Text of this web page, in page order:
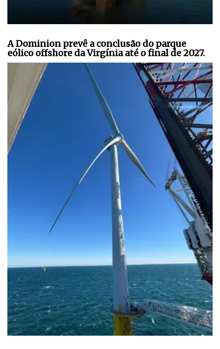
A Dominion prevê a conclusão do parque
eólico offshore da Virgínia até o final de 2027.